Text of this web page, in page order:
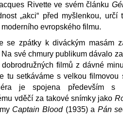
Rivette ve svém článku
„akci“ před myšlenkou, určí
evropského filmu.
se zpátky k diváckým masám
své chmury publikum dávalo
dobrodružných filmů z dávné
tu setkáváme s velkou filmovou
je spojena především s
vděčí za takové snímky jako
Captain Blood(1935) a Pán